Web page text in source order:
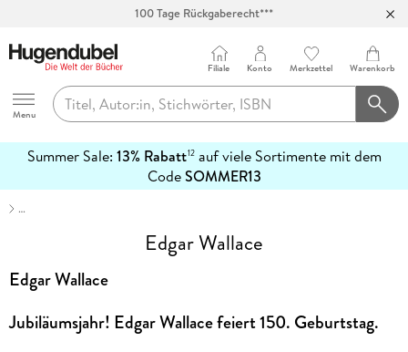
Hugendubel
Menu
Filiale Konto Merkzettel Warenkorb
Summer Sale: 13% Rabatt12auf viele Sortimente mit dem
CodeSOMMER13
erfahren
…
Edgar Wallace
Edgar Wallace
Jubiläumsjahr! Edgar Wallace feiert 150. Geburtstag.